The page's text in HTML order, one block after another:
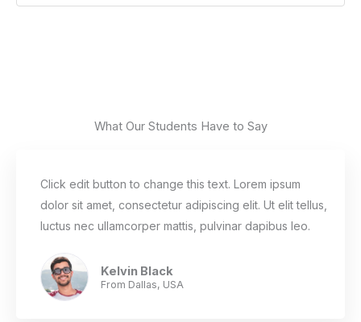
What Our Students Have to Say
Click edit button to change this text. Lorem ipsum
dolor sit amet, consectetur adipiscing elit. Ut elit tellus,
luctus nec ullamcorper mattis, pulvinar dapibus leo.
Kelvin Black
From Dallas, USA